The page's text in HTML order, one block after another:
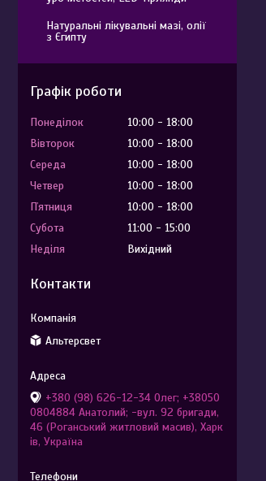
Натуральні лікувальні мазі, олії
з Єгипту
Графік роботи
Понеділок 10:00
18:00
Вівторок
10:00
18:00
Середа
10:00
18:00
Четвер
10:00
18:00
Пʼятниця
10:00
18:00
Субота
11:00
15:00
Неділя
Вихідний
Контакти
Альтерсвет
+380 (98) 626-12-34 Олег; +38050
0804884 Анатолий; -вул. 92 бригади,
46 (Роганський житловий масив), Харк
ів, Україна